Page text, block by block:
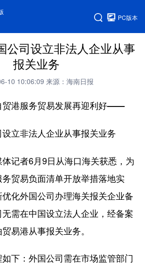
PC版本
公司设立非法人企业从事
报关业务
10 10:06:09 来源：海南日报
贸港服务贸易发展再迎利好——
立非法人企业从事报关业务
者6月9日从海口海关获悉，为
贸易负面清单开放举措落地实
化外国公司办理海关报关企业备
需在中国设立法人企业，经备案
易港从事报关业务。
：外国公司需在市场监管部门